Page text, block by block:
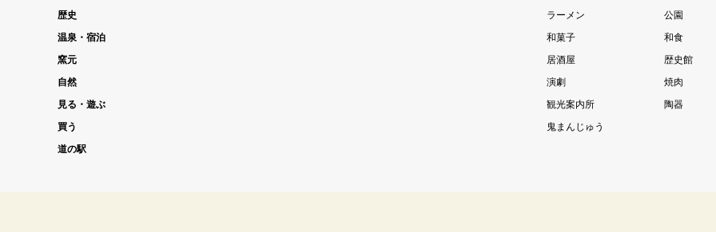
歴史
温泉・宿泊
窯元
自然
見る・遊ぶ
買う
道の駅
ラーメン
公園
和菓子
和食
居酒屋
歴史館
演劇
焼肉
観光案内所
陶器
鬼まんじゅう